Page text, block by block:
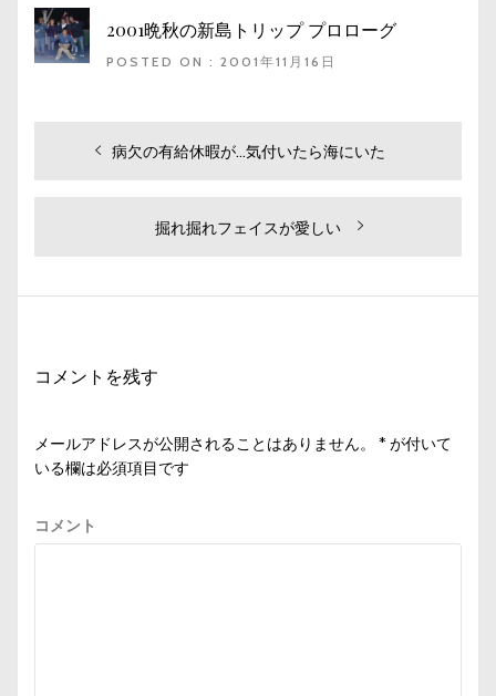
2001晩秋の新島トリップ プロローグ
POSTED ON : 2001年11月16日
ョ
過
病欠の有給休暇が…気付いたら海にいた
次
稿:
掘れ掘れフェイスが愛しい
コメントを残す
メールアドレスが公開されることはありません。 * が付いて
いる欄は必須項目です
コメント